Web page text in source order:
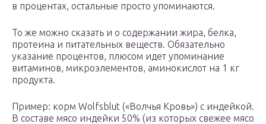
в процентах, остальные просто упоминаются.
То же можно сказать и о содержании жира, белка,
протеина и питательных веществ. Обязательно
указание процентов, плюсом идет упоминание
витаминов, микроэлементов, аминокислот на 1 кг
продукта.
Пример: корм Wolfsblut («Волчья Кровь») с индейкой.
В составе мясо индейки 50% (из которых свежее мясо